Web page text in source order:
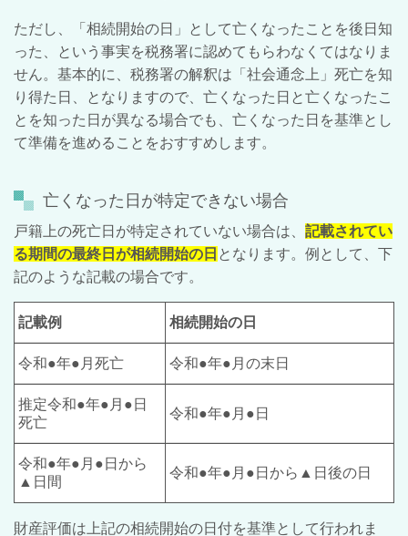
ただし、「相続開始の日」として亡くなったことを後日知
った、という事実を税務署に認めてもらわなくてはなりま
せん。基本的に、税務署の解釈は「社会通念上」死亡を知
り得た日、となりますので、亡くなった日と亡くなったこ
とを知った日が異なる場合でも、亡くなった日を基準とし
て準備を進めることをおすすめします。
亡くなった日が特定できない場合
戸籍上の死亡日が特定されていない場合は、 記載されてい
る期間の最終日が相続開始の日 となります。例として、下
記のような記載の場合です。
記載例 相続開始の日
令和●年●月死亡 令和●年●月の末日
推定令和●年●月●日
死亡
令和●年●月●日
令和●年●月●日から
▲日間
令和●年●月●日から▲日後の日
財産評価は上記の相続開始の日付を基準として行われま